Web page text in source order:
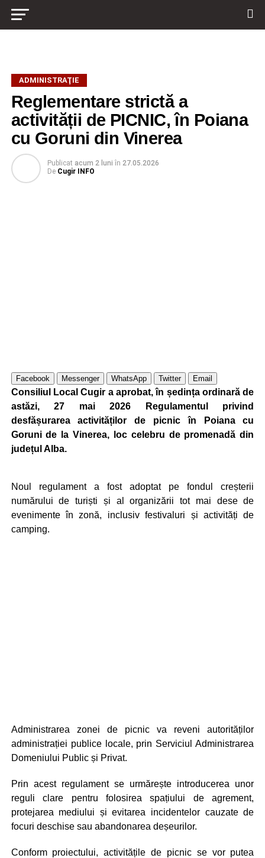
ADMINISTRAŢIE
Reglementare strictă a
activității de PICNIC, în Poiana
cu Goruni din Vinerea
Publicat acum 2 luni în 27.05.2026
De Cugir INFO
Facebook Messenger WhatsApp Twitter Email
Consiliul Local Cugir a aprobat, în ședința ordinară de
astăzi, 27 mai 2026 Regulamentul privind
desfășurarea activităților de picnic în Poiana cu
Goruni de la Vinerea, loc celebru de promenadă din
județul Alba.
Noul regulament a fost adoptat pe fondul creșterii
numărului de turiști și al organizării tot mai dese de
evenimente în zonă, inclusiv festivaluri și activități de
camping.
Administrarea zonei de picnic va reveni autorităților
administrației publice locale, prin Serviciul Administrarea
Domeniului Public și Privat.
Prin acest regulament se urmărește introducerea unor
reguli clare pentru folosirea spațiului de agrement,
protejarea mediului și evitarea incidentelor cauzate de
focuri deschise sau abandonarea deșeurilor.
Conform proiectului, activitățile de picnic se vor putea